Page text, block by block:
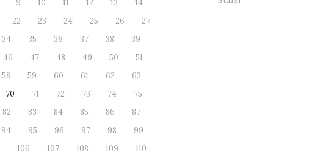
9 10 11 12 13
14
22 23 24 25 26
27
34 35 36 37 38
39
46 47 48 49 50
51
58 59 60 61 62
63
70 71 72 73 74
75
82 83 84 85 86
87
94 95 96 97 98
99
106 107 108 109 110